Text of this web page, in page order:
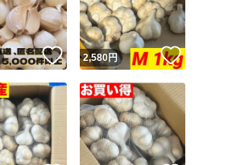
いいね！
2,580円 いいね！